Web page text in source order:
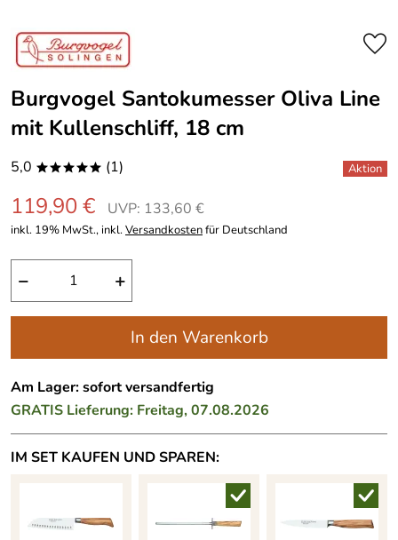
Burgvogel Santokumesser Oliva Line
mit Kullenschliff, 18 cm
5,0 ***** (1)
119,90 € UVP: 133,60 €
inkl. 19% MwSt., inkl.Versandkostenfür Deutschland
− +
In den Warenkorb
Am Lager: sofort versandfertig
GRATIS Lieferung: Freitag, 07.08.2026
IM SET KAUFEN UND SPAREN: